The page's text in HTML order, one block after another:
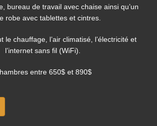
bureau de travail avec chaise ainsi qu’un
robe avec tablettes et cintres.
le chauffage, l’air climatisé, l’électricité et
l’internet sans fil (WiFi).
entre 650$ et 890$